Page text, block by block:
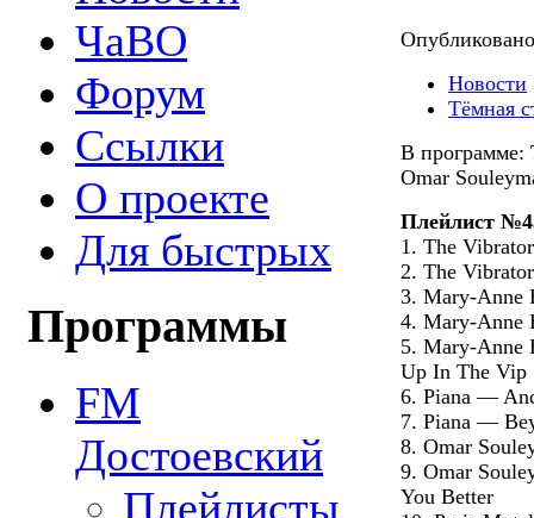
ЧаВО
Форум
Ссылки
О проекте
Для быстрых
Программы
FM
Достоевский
Плейлисты
Новости
Тёмная
В программе:
Omar
Плейлист
1. The
2. The
3. Mary-Anne
4. Mary-Anne
5. Mary-Anne
Up In The Vip
6. Piana —
7. Piana —
8. Omar
9. Omar
You Better